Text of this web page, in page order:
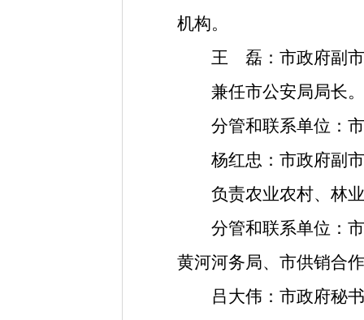
机构。
王 磊 ： 市政府副
兼任市公安局局长。
分管和联系单位 ：
杨红忠 ： 市政府副
负责农业农村、 林业
分管和联系单位 ：
黄河河务局、 市供销合
吕大伟 ： 市政府秘